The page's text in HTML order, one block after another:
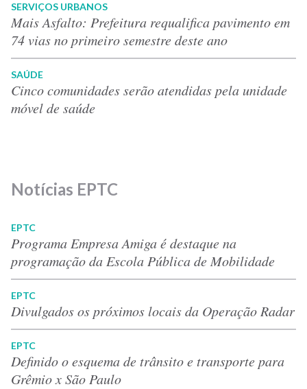
SERVIÇOS URBANOS
Mais Asfalto: Prefeitura requalifica pavimento em
74 vias no primeiro semestre deste ano
SAÚDE
Cinco comunidades serão atendidas pela unidade
móvel de saúde
Notícias EPTC
EPTC
Programa Empresa Amiga é destaque na
programação da Escola Pública de Mobilidade
EPTC
Divulgados os próximos locais da Operação Radar
EPTC
Definido o esquema de trânsito e transporte para
Grêmio x São Paulo